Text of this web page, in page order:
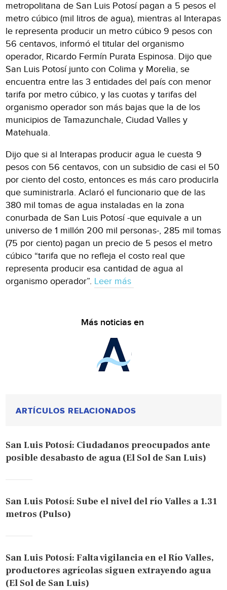
metropolitana de San Luis Potosí pagan a 5 pesos el
metro cúbico (mil litros de agua), mientras al Interapas
le representa producir un metro cúbico 9 pesos con
56 centavos, informó el titular del organismo
operador, Ricardo Fermín Purata Espinosa. Dijo que
San Luis Potosí junto con Colima y Morelia, se
encuentra entre las 3 entidades del país con menor
tarifa por metro cúbico, y las cuotas y tarifas del
organismo operador son más bajas que la de los
municipios de Tamazunchale, Ciudad Valles y
Matehuala.
Dijo que si al Interapas producir agua le cuesta 9
pesos con 56 centavos, con un subsidio de casi el 50
por ciento del costo, entonces es más caro producirla
que suministrarla. Aclaró el funcionario que de las
380 mil tomas de agua instaladas en la zona
conurbada de San Luis Potosí -que equivale a un
universo de 1 millón 200 mil personas-, 285 mil tomas
(75 por ciento) pagan un precio de 5 pesos el metro
cúbico “tarifa que no refleja el costo real que
representa producir esa cantidad de agua al
organismo operador”. Leer más
Más noticias en
ARTÍCULOS RELACIONADOS
San Luis Potosí: Ciudadanos preocupados ante
posible desabasto de agua (El Sol de San Luis)
San Luis Potosí: Sube el nivel del río Valles a 1.31
metros (Pulso)
San Luis Potosí: Falta vigilancia en el Río Valles,
productores agrícolas siguen extrayendo agua
(El Sol de San Luis)